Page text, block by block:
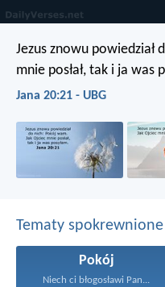
Jezus znowu powiedział
mnie posłał, tak i ja was
Jana 20:21 - UBG
Tematy spokrewnione
Pokój
Niech ci błogosławi Pan...